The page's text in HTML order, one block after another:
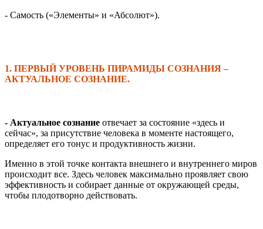
- Самость («Элементы» и «Абсолют»).
1. ПЕРВЫЙ УРОВЕНЬ ПИРАМИДЫ СОЗНАНИЯ –
АКТУАЛЬНОЕ СОЗНАНИЕ.
- Актуальное сознание отвечает за состояние «здесь и
сейчас», за присутствие человека в моменте настоящего,
определяет его тонус и продуктивность жизни.
Именно в этой точке контакта внешнего и внутреннего миров
происходит все. Здесь человек максимально проявляет свою
эффективность и собирает данные от окружающей среды,
чтобы плодотворно действовать.